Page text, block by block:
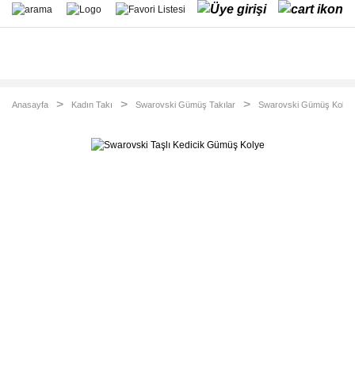
Anasayfa Kadın Takı Swarovski Gümüş Takılar Swarovski Gümüş Kolye